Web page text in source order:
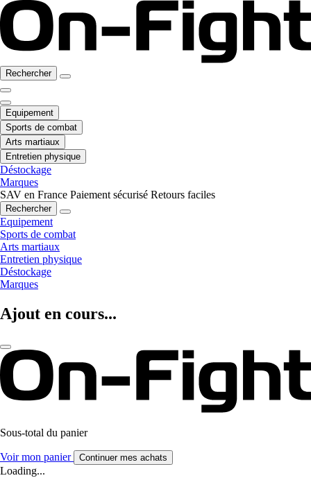
Rechercher
Equipement
Sports de combat
Arts martiaux
Entretien physique
Déstockage
Marques
SAV en France Paiement sécurisé Retours faciles
Rechercher
Equipement
Sports de combat
Arts martiaux
Entretien physique
Déstockage
Marques
Ajout en cours...
Sous-total du panier
Voir mon panier Continuer mes achats
Loading...